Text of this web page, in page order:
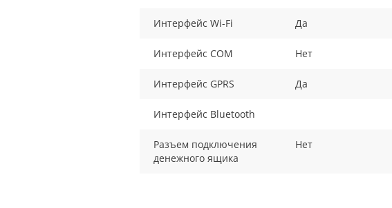
Интерфейс Wi-Fi Да
Интерфейс COM Нет
Интерфейс GPRS Да
Интерфейс Bluetooth
Разъем подключения
денежного ящика
Нет